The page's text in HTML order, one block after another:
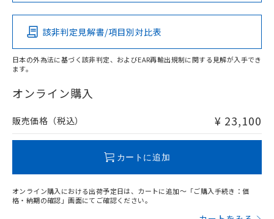
鉄材
l: 6mm以上、φd: 54mm以上、D: 6mm以上、m: 36mm以
アルミ材
l: 12mm以上、φd: 80mm以上、D: 12mm以上、m: 36mm
O
在庫等で未対応品が混在する可能性があります。
問い合わせください。
その他の認証はこちらのページからご検索ください
該非判定見解書/項目別対比表
日本の外為法に基づく該非判定、およびEAR再輸出規制に関する見解が入手でき
ます。
オンライン購入
販売価格（税込） ¥ 23,100
カートに追加
オンライン購入における出荷予定日は、カートに追加～「ご購入手続き：価
格・納期の確認」画面にてご確認ください。